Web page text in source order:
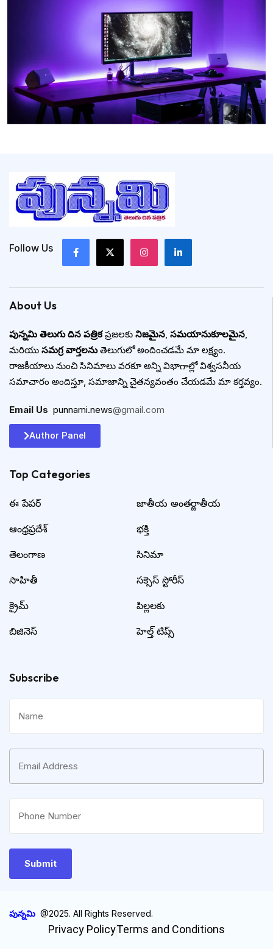
Follow Us
About Us
పున్నమి తెలుగు దిన పత్రికప్రజలకు నిజమైన, సమయానుకూలమైన,
మరియు సమగ్ర వార్తలనుతెలుగులో అందించడమే మా లక్ష్యం.
రాజకీయాలు నుంచి సినిమాలు వరకూ అన్ని విభాగాల్లో విశ్వసనీయ
సమాచారం అందిస్తూ, సమాజాన్ని చైతన్యవంతం చేయడమే మా కర్తవ్యం.
Email Us punnami.news@gmail.com
Author Panel
Top Categories​
ఈ పేపర్
ఆంధ్రప్రదేశ్
తెలంగాణ
సాహితీ
క్రైమ్
బిజినెస్
జాతీయ అంతర్జాతీయ
భక్తి
సినిమా
సక్సెస్ స్టోరీస్
పిల్లలకు
హెల్త్ టిప్స్
Subscribe
పున్నమి @2025. All Rights Reserved.
Privacy PolicyTerms and Conditions